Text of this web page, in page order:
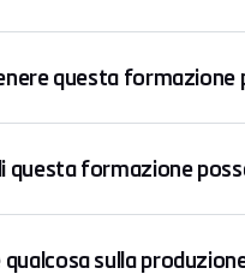
questa formazione
questa formazione
qualcosa sulla